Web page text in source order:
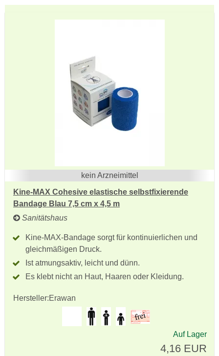
kein Arzneimittel
Kine-MAX Cohesive elastische selbstfixierende
Bandage Blau 7,5 cm x 4,5 m
Sanitätshaus
Kine-MAX-Bandage sorgt für kontinuierlichen und
gleichmäßigen Druck.
Ist atmungsaktiv, leicht und dünn.
Es klebt nicht an Haut, Haaren oder Kleidung.
Hersteller:Erawan
Auf Lager
4,16 EUR